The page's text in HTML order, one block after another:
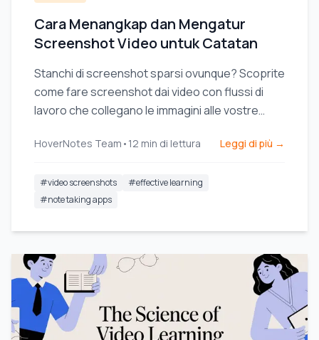
Cara Menangkap dan Mengatur
Screenshot Video untuk Catatan
Stanchi di screenshot sparsi ovunque? Scoprite
come fare screenshot dai video con flussi di
lavoro che collegano le immagini alle vostre
HoverNotes Team • 12 min di lettura Leggi di più →
#video screenshots #effective learning
#note taking apps